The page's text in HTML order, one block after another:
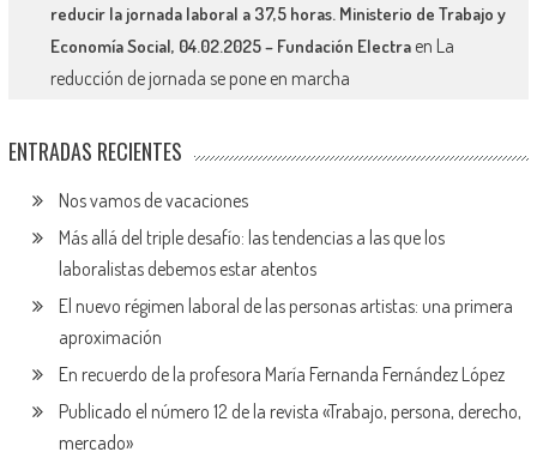
reducir la jornada laboral a 37,5 horas. Ministerio de Trabajo y
Economía Social, 04.02.2025 – Fundación Electraen La
reducción de jornada se pone en marcha
ENTRADAS RECIENTES
Nos vamos de vacaciones
Más allá del triple desafío: las tendencias a las que los
laboralistas debemos estar atentos
El nuevo régimen laboral de las personas artistas: una primera
aproximación
En recuerdo de la profesora María Fernanda Fernández López
Publicado el número 12 de la revista «Trabajo, persona, derecho,
mercado»